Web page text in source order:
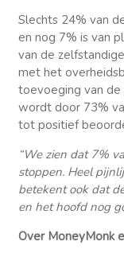
Slechts 24% van
en nog 7% is van
van de
met het
toevoeging van
wordt door 73%
tot positief
“We zien dat 7%
stoppen. Heel
betekent ook dat
en het hoofd nog
Over MoneyMonk